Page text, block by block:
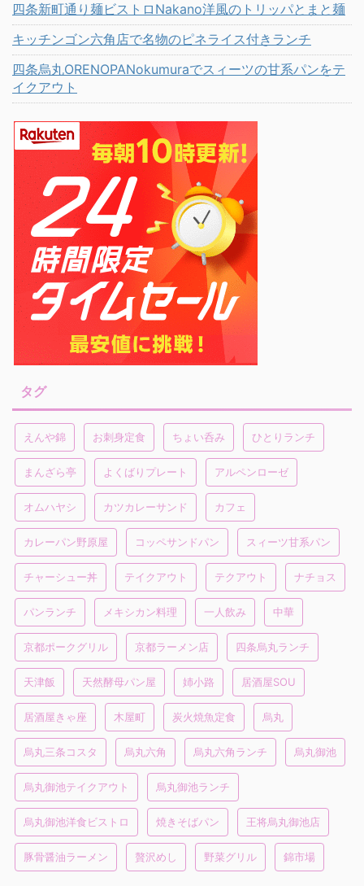
四条新町通り麺ビストロNakano洋風のトリッパとまと麺
キッチンゴン六角店で名物のピネライス付きランチ
四条烏丸ORENOPANokumuraでスィーツの甘系パンをテ
イクアウト
タグ
えんや錦 お刺身定食 ちょい呑み ひとりランチ
まんざら亭 よくばりプレート アルペンローゼ
オムハヤシ カツカレーサンド カフェ
カレーパン野原屋 コッペサンドパン スィーツ甘系パン
チャーシュー丼 テイクアウト テクアウト ナチョス
パンランチ メキシカン料理 一人飲み 中華
京都ポークグリル 京都ラーメン店 四条烏丸ランチ
天津飯 天然酵母パン屋 姉小路 居酒屋SOU
居酒屋きゃ座 木屋町 炭火焼魚定食 烏丸
烏丸三条コスタ 烏丸六角 烏丸六角ランチ 烏丸御池
烏丸御池テイクアウト 烏丸御池ランチ
烏丸御池洋食ビストロ 焼きそばパン 王将烏丸御池店
豚骨醤油ラーメン 贅沢めし 野菜グリル 錦市場